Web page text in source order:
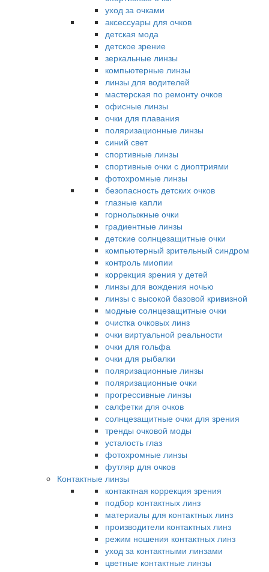
уход за очками
аксессуары для очков
детская мода
детское зрение
зеркальные линзы
компьютерные линзы
линзы для водителей
мастерская по ремонту очков
офисные линзы
очки для плавания
поляризационные линзы
синий свет
спортивные линзы
спортивные очки с диоптриями
фотохромные линзы
безопасность детских очков
глазные капли
горнолыжные очки
градиентные линзы
детские солнцезащитные очки
компьютерный зрительный синдром
контроль миопии
коррекция зрения у детей
линзы для вождения ночью
линзы с высокой базовой кривизной
модные солнцезащитные очки
очистка очковых линз
очки виртуальной реальности
очки для гольфа
очки для рыбалки
поляризационные линзы
поляризационные очки
прогрессивные линзы
салфетки для очков
солнцезащитные очки для зрения
тренды очковой моды
усталость глаз
фотохромные линзы
футляр для очков
Контактные линзы
контактная коррекция зрения
подбор контактных линз
материалы для контактных линз
производители контактных линз
режим ношения контактных линз
уход за контактными линзами
цветные контактные линзы